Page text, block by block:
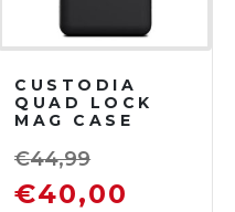
CUSTODIA
QUAD LOCK
MAG CASE
GALAXY S25
EDGE
€44,99
€40,00